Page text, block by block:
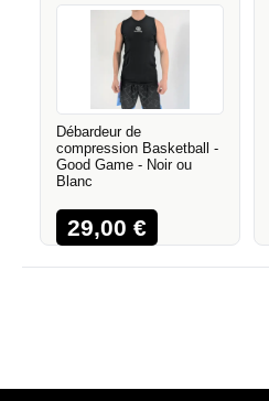
Débardeur de
compression Basketball -
Good Game - Noir ou
Blanc
29,00€